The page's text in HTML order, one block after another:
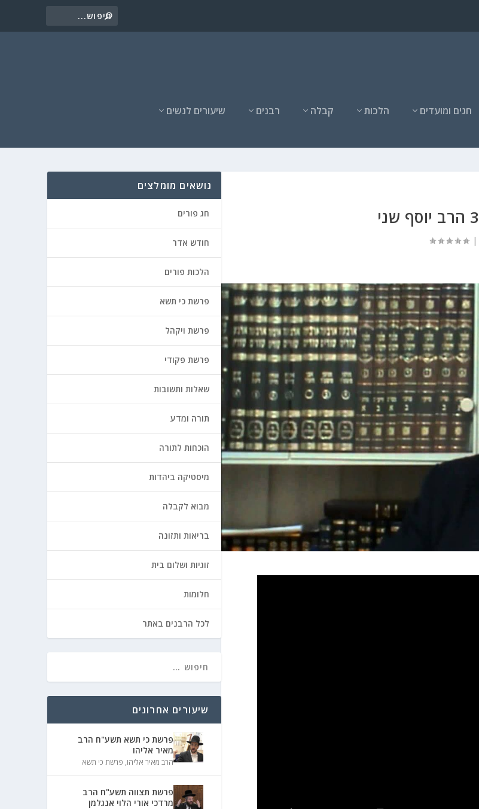
חגים ומועדים הלכות קבלה רבנים שיעורים לנשים
|
נושאים מומלצים
חג פורים
חודש אדר
הלכות פורים
פרשת כי תשא
פרשת ויקהל
פרשת פקודי
שאלות ותשובות
תורה ומדע
הוכחות לתורה
מיסטיקה ביהדות
מבוא לקבלה
בריאות ותזונה
זוגיות ושלום בית
חלומות
לכל הרבנים באתר
שיעורים אחרונים
פרשת כי תשא תשע"ח הרב
מאיר אליהו
הרב מאיר אליהו, פרשת כי תשא
פרשת תצווה תשע"ח הרב
מרדכי אורי הלוי אנגלמן